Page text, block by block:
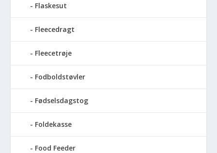
Flaskesut
Fleecedragt
Fleecetrøje
Fodboldstøvler
Fødselsdagstog
Foldekasse
Food Feeder